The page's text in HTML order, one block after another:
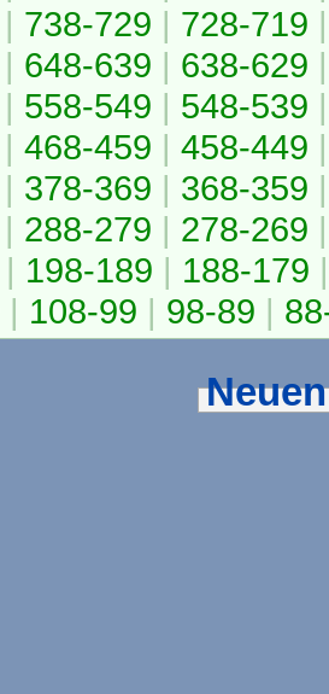
| 738-729 | 728-719 |
| 648-639 | 638-629 |
| 558-549 | 548-539 |
| 468-459 | 458-449 |
| 378-369 | 368-359 |
| 288-279 | 278-269 |
| 198-189 | 188-179 |
| 108-99 | 98-89 |